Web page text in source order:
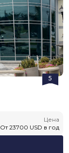
5
Цена
От 23700 USD в год